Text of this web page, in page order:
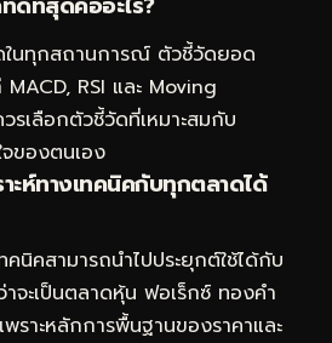
ในทุกสถานการณ์ ตัวชี้วัดยอด
RSI และ Moving
เลือกตัวชี้วัดที่เหมาะสมกับ
จของตนเอง
าะห์ทางเทคนิคกับทุกตลาดได้
คนิคสามารถนำไปประยุกต์ใช้ได้กับ
จะเป็นตลาดหุ้น ฟอเร็กซ์ ทองคำ
ราะหลักการพื้นฐานของราคาและ